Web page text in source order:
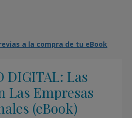
a la compra de tu eBook
DIGITAL: Las
Las Empresas
(eBook)